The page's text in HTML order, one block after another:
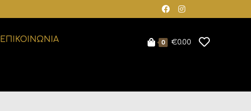
ΕΠΙΚΟΙΝΩΝΙΑ 0 €0.00